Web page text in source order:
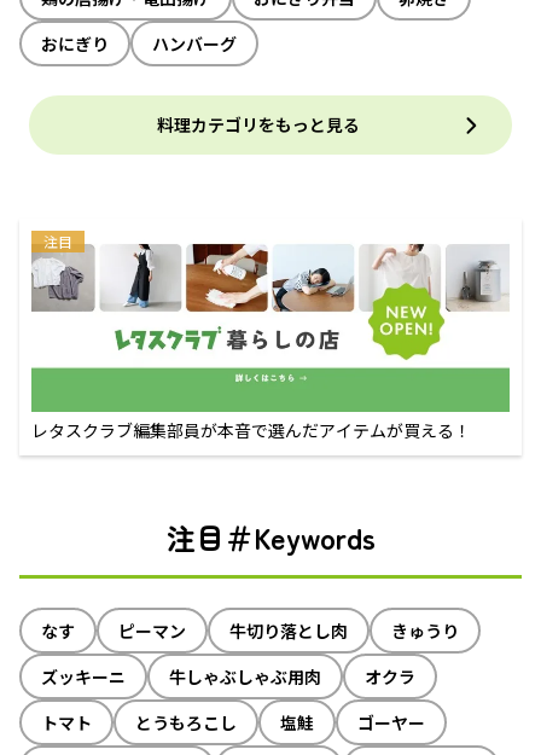
おにぎり
ハンバーグ
料理カテゴリをもっと見る
注目
レタスクラブ編集部員が本音で選んだアイテムが買える！
注目＃Keywords
なす ピーマン 牛切り落とし肉
きゅうり
ズッキーニ
牛しゃぶしゃぶ用肉
オクラ
トマト
とうもろこし 塩鮭
ゴーヤー